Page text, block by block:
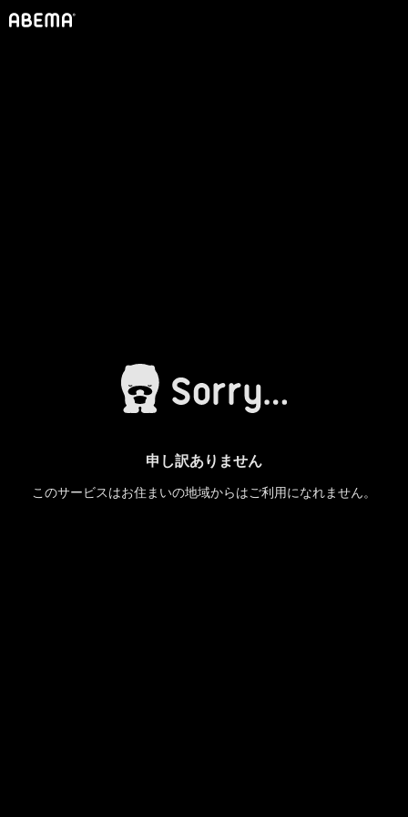
申し訳ありません
このサービスはお住まいの地域からはご利用になれません。